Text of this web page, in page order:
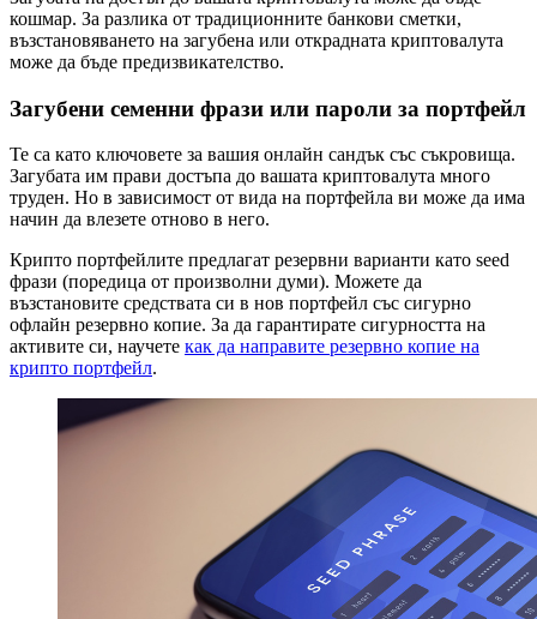
кошмар. За разлика от традиционните банкови сметки,
възстановяването на загубена или открадната криптовалута
може да бъде предизвикателство.
Загубени семенни фрази или пароли за портфейл
Те са като ключовете за вашия онлайн сандък със съкровища.
Загубата им прави достъпа до вашата криптовалута много
труден. Но в зависимост от вида на портфейла ви може да има
начин да влезете отново в него.
Крипто портфейлите предлагат резервни варианти като seed
фрази (поредица от произволни думи). Можете да
възстановите средствата си в нов портфейл със сигурно
офлайн резервно копие. За да гарантирате сигурността на
активите си, научете как да направите резервно копие на
крипто портфейл.